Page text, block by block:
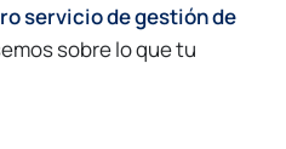
servicio de gestión de
sobre lo que tu